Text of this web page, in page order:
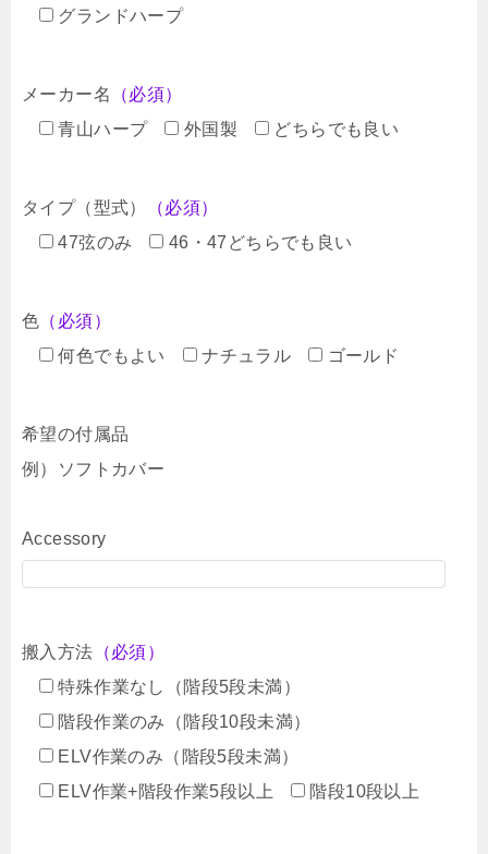
グランドハープ
メーカー名
（必須）
青山ハープ
外国製 どちらでも良い
タイプ（型式）
（必須）
47弦のみ
46・47どちらでも良い
色 （必須）
何色でもよい
ナチュラル ゴールド
希望の付属品
例）ソフトカバー
Accessory
搬入方法 （必須）
特殊作業なし（階段5段未満）
階段作業のみ（階段10段未満）
ELV作業のみ（階段5段未満）
ELV作業+階段作業5段以上
階段10段以上